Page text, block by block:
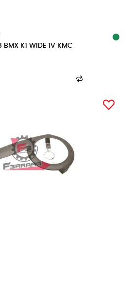
K1 WIDE 1V KMC